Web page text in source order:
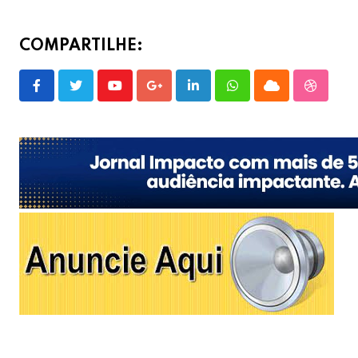
COMPARTILHE:
YoutubeGoogle+LinkedInWhatsappCloud